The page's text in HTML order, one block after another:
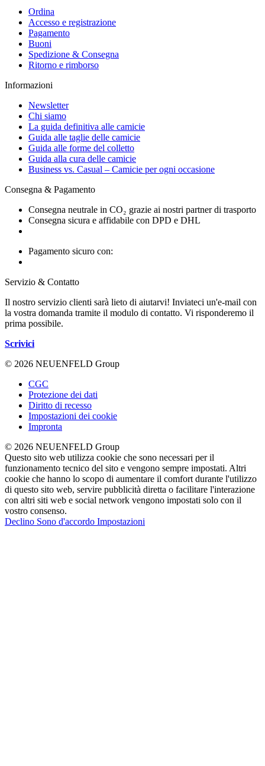
Ordina
Accesso e registrazione
Pagamento
Buoni
Spedizione & Consegna
Ritorno e rimborso
Informazioni
Newsletter
Chi siamo
La guida definitiva alle camicie
Guida alle taglie delle camicie
Guida alle forme del colletto
Guida alla cura delle camicie
Business vs. Casual – Camicie per ogni occasione
Consegna & Pagamento
Consegna neutrale in CO₂ grazie ai nostri partner di trasporto
Consegna sicura e affidabile con DPD e DHL
Pagamento sicuro con:
Servizio & Contatto
Il nostro servizio clienti sarà lieto di aiutarvi! Inviateci un'e-mail con
la vostra domanda tramite il modulo di contatto. Vi risponderemo il
prima possibile.
Scrivici
© 2026 NEUENFELD Group
CGC
Protezione dei dati
Diritto di recesso
Impostazioni dei cookie
Impronta
© 2026 NEUENFELD Group
Questo sito web utilizza cookie che sono necessari per il
funzionamento tecnico del sito e vengono sempre impostati. Altri
cookie che hanno lo scopo di aumentare il comfort durante l'utilizzo
di questo sito web, servire pubblicità diretta o facilitare l'interazione
con altri siti web e social network vengono impostati solo con il
vostro consenso.
Declino Sono d'accordo Impostazioni